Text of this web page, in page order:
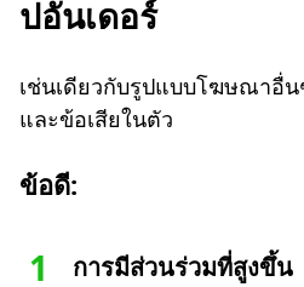
ปอันเดอร์
เช่นเดียวกับรูปแบบโฆษณาอื่
และข้อเสียในตัว
ข้อดี:
การมีส่วนร่วมที่สูงขึ้น